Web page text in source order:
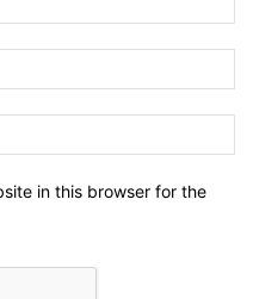
in this browser for the